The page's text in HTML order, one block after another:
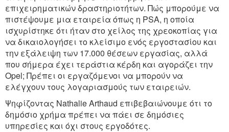
επιχειρηματικών δραστηριοτήτων. Πώς μπορούμε να
πιστέψουμε μια εταιρεία όπως η PSA, η οποία
ισχυρίστηκε ότι ήταν στο χείλος της χρεοκοπίας για
να δικαιολογήσει το κλείσιμο ενός εργοστασίου και
την εξάλειψη των 17.000 θέσεων εργασίας, αλλά
που σήμερα έχει τεράστια κέρδη και αγοράζει την
Opel; Πρέπει οι εργαζόμενοι να μπορούν να
ελέγχουν τους λογαριασμούς των εταιρειών.
Ψηφίζοντας Nathalie Arthaud επιβεβαιώνουμε ότι το
δημόσιο χρήμα πρέπει να πάει σε δημόσιες
υπηρεσίες και όχι στους εργοδότες.